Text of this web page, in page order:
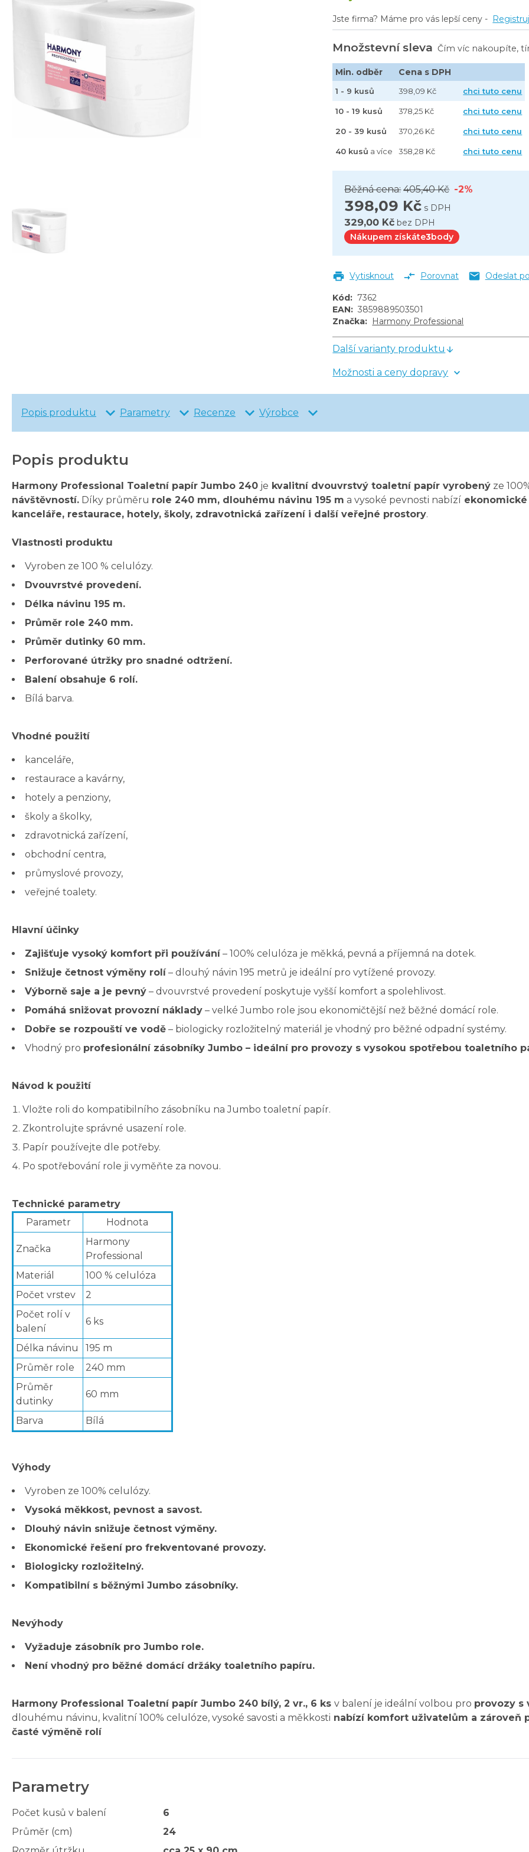
vybaveniprouklid.cz Jumbo toaletní papír 230 mm, 2 vrstvy, celulóza, návin 160 m - 6 ks
Běžná cena: 405,40 Kč -2%
398,09 Kč s DPH
329,00 Kč bez DPH
Nákupem získáte3body
Jste firma? Máme pro vás lepší ceny -
Množstevní sleva Čím víc nakoupíte,
Min. odběr Cena s DPH
1 - 9 kusů 398,09 Kč chci tuto cenu
10 - 19 kusů 378,25 Kč chci tuto cenu
20 - 39 kusů 370,26 Kč chci tuto cenu
40 kusů a více 358,28 Kč chci tuto cenu
Vytisknout Porovnat Odeslat
Kód: 7362
EAN: 3859889503501
Značka: Harmony Professional
Další varianty produktu
Možnosti a ceny dopravy
Popis produktu Parametry Recenze Výrobce
Popis produktu
Harmony Professional Toaletní papír Jumbo 240 je kvalitní dvouvrstvý toaletní papír vyrobený ze
návštěvností. Díky průměru role 240 mm, dlouhému návinu 195 m a vysoké pevnosti nabízí
kanceláře, restaurace, hotely, školy, zdravotnická zařízení i další veřejné prostory.
Vlastnosti produktu
Vyroben ze 100 % celulózy.
Dvouvrstvé provedení.
Délka návinu 195 m.
Průměr role 240 mm.
Průměr dutinky 60 mm.
Perforované útržky pro snadné odtržení.
Balení obsahuje 6 rolí.
Bílá barva.
Vhodné použití
kanceláře,
restaurace a kavárny,
hotely a penziony,
školy a školky,
zdravotnická zařízení,
obchodní centra,
průmyslové provozy,
veřejné toalety.
Hlavní účinky
Zajišťuje vysoký komfort při používání– 100% celulóza je měkká, pevná a příjemná na dotek.
Snižuje četnost výměny rolí– dlouhý návin 195 metrů je ideální pro vytížené provozy.
Výborně saje a je pevný – dvouvrstvé provedení poskytuje vyšší komfort a spolehlivost.
Pomáhá snižovat provozní náklady – velké Jumbo role jsou ekonomičtější než běžné domácí role.
Dobře se rozpouští ve vodě – biologicky rozložitelný materiál je vhodný pro běžné odpadní systémy.
Vhodný pro profesionální zásobníky Jumbo – ideální pro provozy s vysokou spotřebou toaletního
Návod k použití
Vložte roli do kompatibilního zásobníku na Jumbo toaletní papír.
Zkontrolujte správné usazení role.
Papír používejte dle potřeby.
Po spotřebování role ji vyměňte za novou.
Technické parametry
Parametr
Hodnota
Značka
Harmony
Professional
Materiál
100 % celulóza
Počet vrstev
2
Počet rolí v
balení
6 ks
Délka návinu
195 m
Průměr role
240 mm
Průměr
dutinky
60 mm
Barva Bílá
Výhody
Vyroben ze 100% celulózy.
Vysoká měkkost, pevnost a savost.
Dlouhý návin snižuje četnost výměny.
Ekonomické řešení pro frekventované provozy.
Biologicky rozložitelný.
Kompatibilní s běžnými Jumbo zásobníky.
Nevýhody
Vyžaduje zásobník pro Jumbo role.
Není vhodný pro běžné domácí držáky toaletního papíru.
Harmony Professional Toaletní papír Jumbo 240 bílý, 2 vr., 6 ks v balení je ideální volbou pro provozy s
dlouhému návinu, kvalitní 100% celulóze, vysoké savosti a měkkosti nabízí komfort uživatelům a zároveň
časté výměně rolí
Parametry
Počet kusů v balení
6
Průměr (cm)
24